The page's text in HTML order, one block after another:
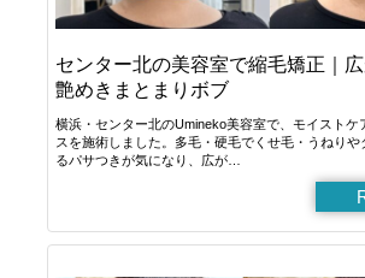
センター北の美容室で縮毛矯正｜
艶めきまとまりボブ
横浜・センター北のUmineko美容室で、モイストケ
スを施術しました。多毛・硬毛でくせ毛・うねりや
るパサつきが気になり、広が…